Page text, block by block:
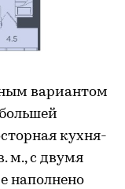
вариантом
кухня-
м., с двумя
наполнено